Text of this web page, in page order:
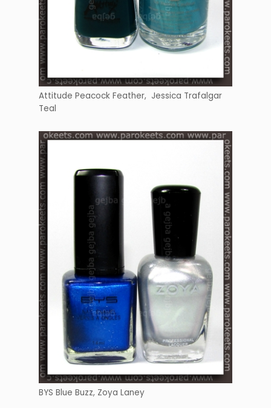
Attitude Peacock Feather, Jessica Trafalgar
Teal
BYS Blue Buzz, Zoya Laney